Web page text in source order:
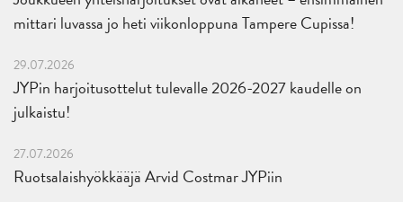
mittari luvassa jo heti viikonloppuna Tampere Cupissa!
29.07.2026
JYPin harjoitusottelut tulevalle 2026-2027 kaudelle on
julkaistu!
27.07.2026
Ruotsalaishyökkääjä Arvid Costmar JYPiin